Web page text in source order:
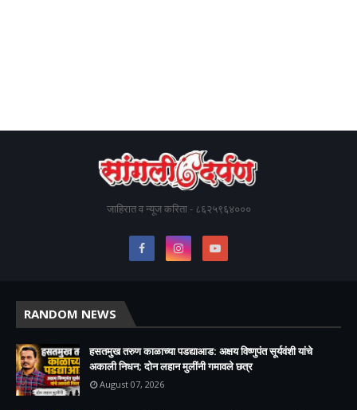
जाहिरात व न्यूज करिता - ८६२५९६४०००
RANDOM NEWS
हसतमुख तरुण काळाच्या पडद्याआड: अक्षय विष्णुपंत सूर्यवंशी यांचे
अकाली निधन; दोन लहान मुलींनी गमावले छत्र
August 07, 2026